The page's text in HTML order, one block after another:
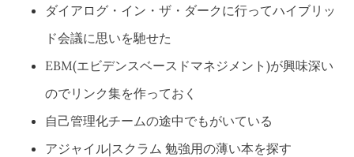
ダイアログ・イン・ザ・ダークに行ってハイブリッ
ド会議に思いを馳せた
EBM(エビデンスベースドマネジメント)が興味深い
のでリンク集を作っておく
自己管理化チームの途中でもがいている
アジャイル|スクラム 勉強用の薄い本を探す